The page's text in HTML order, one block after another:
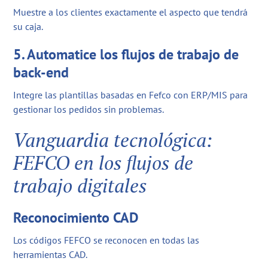
Muestre a los clientes exactamente el aspecto que tendrá
su caja.
5. Automatice los flujos de trabajo de
back-end
Integre las plantillas basadas en Fefco con ERP/MIS para
gestionar los pedidos sin problemas.
Vanguardia tecnológica:
FEFCO en los flujos de
trabajo digitales
Reconocimiento CAD
Los códigos FEFCO se reconocen en todas las
herramientas CAD.